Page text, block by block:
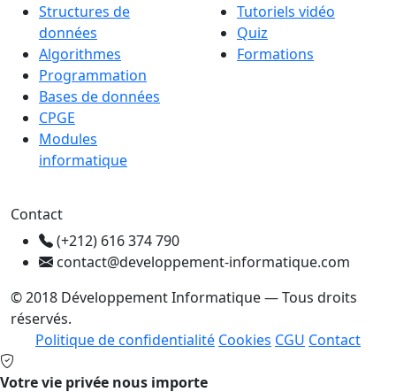
Structures de
données
Algorithmes
Programmation
Bases de données
CPGE
Modules
informatique
Tutoriels vidéo
Quiz
Formations
Contact
(+212) 616 374 790
contact@developpement-informatique.com
© 2018 Développement Informatique — Tous droits
réservés.
Politique de confidentialité Cookies CGU Contact
Votre vie privée nous importe